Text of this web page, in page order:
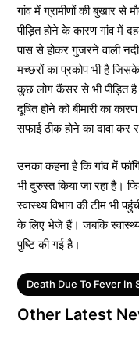
गांव में ग्रामीणों की बुखार
पीड़ित होने के कारण गांव में
पास से होकर गुजरने वाली नदी
मच्छरों का प्रकोप भी है
कुछ लोग कैंसर से भी पीड़ित
दूषित होने को बीमारी का
सफाई ठीक होने का दावा कर
उनका कहना है कि गांव में
भी दुरुस्त किया जा रहा है।
स्वास्थ्य विभाग की टीम भी
के लिए भेजे हैं। जबकि स्वास्थ्य
पुष्टि की गई है।
Tags
Death Due To Fever In
Other Latest